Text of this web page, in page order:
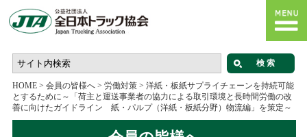
HOME> 会員の皆様へ> 労働対策> 洋紙・板紙サプライチェーンを持続可能
とするために～「荷主と運送事業者の協力による取引環境と長時間労働の改
善に向けたガイドライン 紙・パルプ（洋紙・板紙分野）物流編」を策定～